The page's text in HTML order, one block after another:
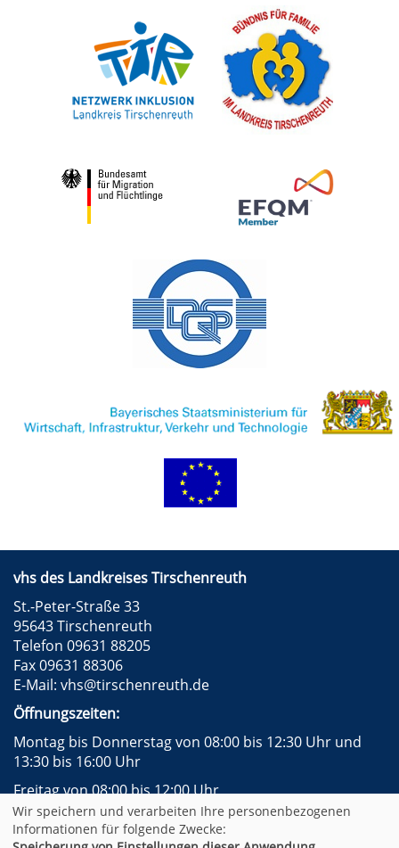
vhs des Landkreises Tirschenreuth
St.-Peter-Straße 33
95643 Tirschenreuth
Telefon 09631 88205
Fax 09631 88306
E-Mail: vhs@tirschenreuth.de
Öffnungszeiten:
Montag bis Donnerstag von 08:00 bis 12:30 Uhr und
13:30 bis 16:00 Uhr
Freitag von 08:00 bis 12:00 Uhr
Facebook
Instagram
Impressum
AGB
Datenschutzerklärung
Widerrufsformular
Wir speichern und verarbeiten Ihre personenbezogenen
Informationen für folgende Zwecke: